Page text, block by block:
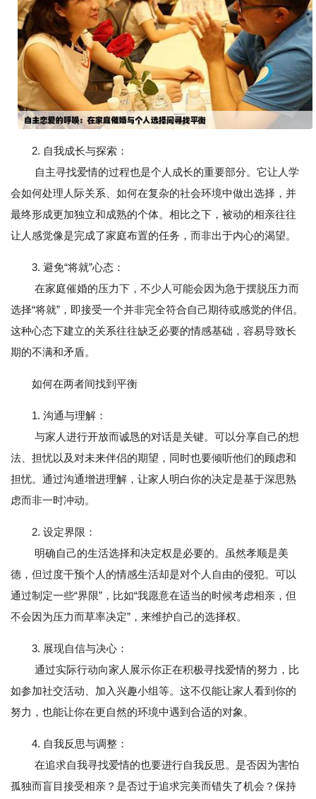
2. 自我成长与探索：
自主寻找爱情的过程也是个人成长的重要部分。它让人学
会如何处理人际关系、如何在复杂的社会环境中做出选择，并
最终形成更加独立和成熟的个体。相比之下，被动的相亲往往
让人感觉像是完成了家庭布置的任务，而非出于内心的渴望。
3. 避免“将就”心态：
在家庭催婚的压力下，不少人可能会因为急于摆脱压力而
选择“将就”，即接受一个并非完全符合自己期待或感觉的伴侣。
这种心态下建立的关系往往缺乏必要的情感基础，容易导致长
期的不满和矛盾。
如何在两者间找到平衡
1. 沟通与理解：
与家人进行开放而诚恳的对话是关键。可以分享自己的想
法、担忧以及对未来伴侣的期望，同时也要倾听他们的顾虑和
担忧。通过沟通增进理解，让家人明白你的决定是基于深思熟
虑而非一时冲动。
2. 设定界限：
明确自己的生活选择和决定权是必要的。虽然孝顺是美
德，但过度干预个人的情感生活却是对个人自由的侵犯。可以
通过制定一些“界限”，比如“我愿意在适当的时候考虑相亲，但
不会因为压力而草率决定”，来维护自己的选择权。
3. 展现自信与决心：
通过实际行动向家人展示你正在积极寻找爱情的努力，比
如参加社交活动、加入兴趣小组等。这不仅能让家人看到你的
努力，也能让你在更自然的环境中遇到合适的对象。
4. 自我反思与调整：
在追求自我寻找爱情的也要进行自我反思。是否因为害怕
孤独而盲目接受相亲？是否过于追求完美而错失了机会？保持